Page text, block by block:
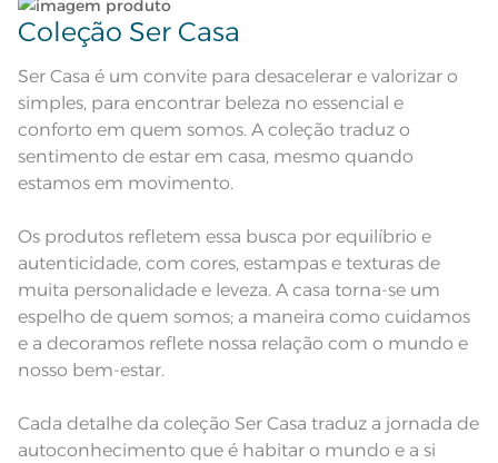
Observações
Coleção Ser Casa
Ser Casa é um convite para desacelerar e valorizar o
simples, para encontrar beleza no essencial e
conforto em quem somos. A coleção traduz o
sentimento de estar em casa, mesmo quando
estamos em movimento.
Os produtos refletem essa busca por equilíbrio e
autenticidade, com cores, estampas e texturas de
muita personalidade e leveza. A casa torna-se um
espelho de quem somos; a maneira como cuidamos
e a decoramos reflete nossa relação com o mundo e
nosso bem-estar.
Cada detalhe da coleção Ser Casa traduz a jornada de
autoconhecimento que é habitar o mundo e a si